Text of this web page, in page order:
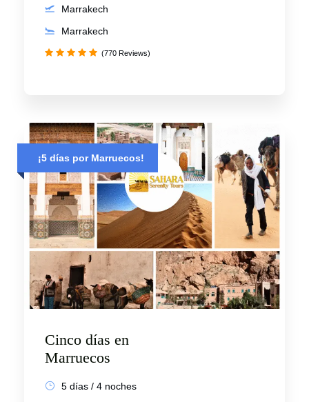
Marrakech
Marrakech
(770 Reviews)
¡5 días por Marruecos!
Cinco días en
Marruecos
5 días / 4 noches